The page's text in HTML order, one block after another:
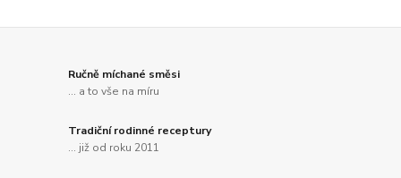
Ručně míchané směsi
... a to vše na míru
Tradiční rodinné receptury
... již od roku 2011